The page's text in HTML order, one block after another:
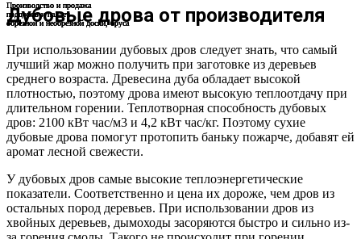
Производство и продажа
поддонов и паллет
обрезной и необрезной доски, бруса
Производство и продажа
поддонов и паллет
обрезной и необрезной доски, бруса
Производство и продажа
поддонов и паллет
обрезной и необрезной доски, бруса
Производство и продажа
поддонов и паллет
обрезной и необрезной доски, бруса
Дубовые дрова от производителя
При использовании дубовых дров следует знать, что самый
лучший жар можно получить при заготовке из деревьев
среднего возраста. Древесина дуба обладает высокой
плотностью, поэтому дрова имеют высокую теплоотдачу при
длительном горении. Теплотворная способность дубовых
дров: 2100 кВт час/м3 и 4,2 кВт час/кг. Поэтому сухие
дубовые дрова помогут протопить баньку пожарче, добавят ей
аромат лесной свежести.
У дубовых дров самые высокие теплоэнергетические
показатели. Соответственно и цена их дороже, чем дров из
остальных пород деревьев. При использовании дров из
хвойных деревьев, дымоходы засоряются быстро и сильно из-